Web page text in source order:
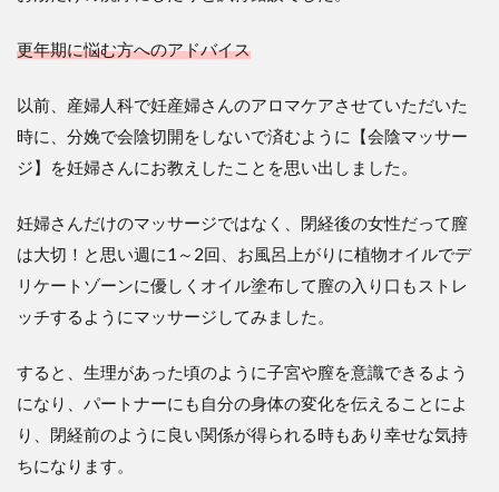
更年期に悩む方へのアドバイス
以前、産婦人科で妊産婦さんのアロマケアさせていただいた
時に、分娩で会陰切開をしないで済むように【会陰マッサー
ジ】を妊婦さんにお教えしたことを思い出しました。
妊婦さんだけのマッサージではなく、閉経後の女性だって膣
は大切！と思い週に1～2回、お風呂上がりに植物オイルでデ
リケートゾーンに優しくオイル塗布して膣の入り口もストレ
ッチするようにマッサージしてみました。
すると、生理があった頃のように子宮や膣を意識できるよう
になり、パートナーにも自分の身体の変化を伝えることによ
り、閉経前のように良い関係が得られる時もあり幸せな気持
ちになります。